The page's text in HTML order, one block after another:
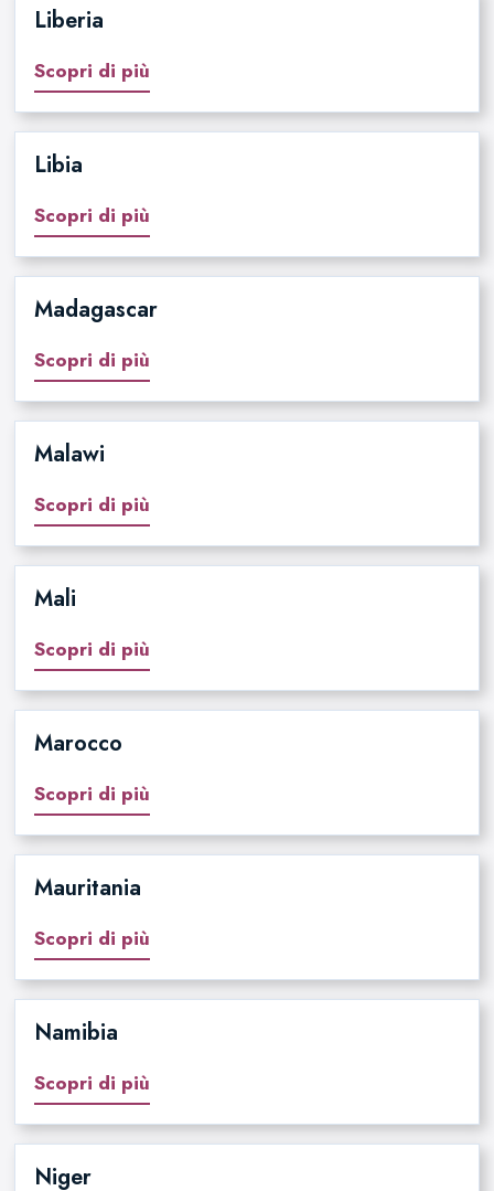
Liberia
Scopri di più
Libia
Scopri di più
Madagascar
Scopri di più
Malawi
Scopri di più
Mali
Scopri di più
Marocco
Scopri di più
Mauritania
Scopri di più
Namibia
Scopri di più
Niger